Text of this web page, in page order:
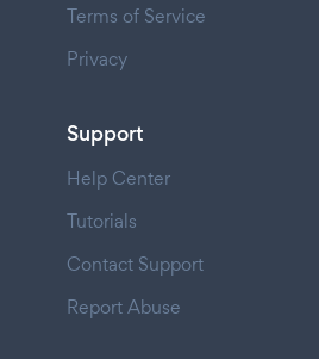
Terms of Service
Privacy
Support
Help Center
Tutorials
Contact Support
Report Abuse